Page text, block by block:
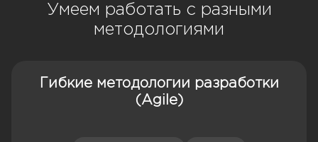
Умеем работать с разными
методологиями
Гибкие методологии разработки
(Agile)